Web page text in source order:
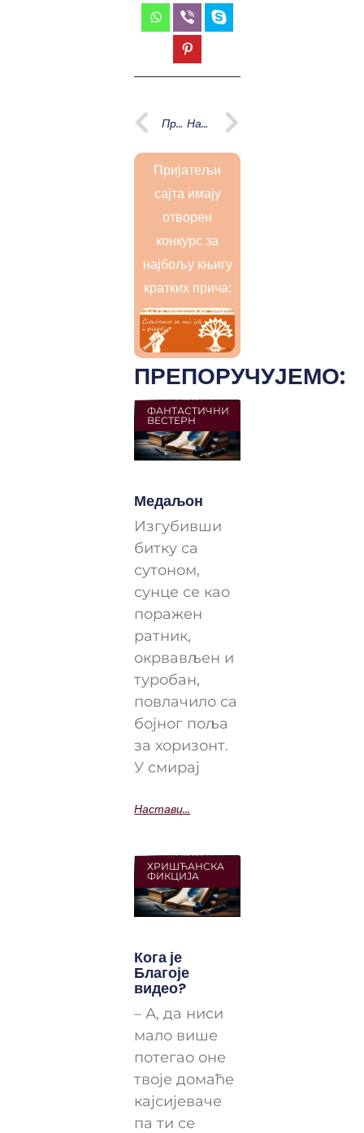
Prev
Претходна Наредна
Next
Пријатељи
сајта имају
отворен
конкурс за
најбољу књигу
кратких прича:
ПРЕПОРУЧУЈЕМО:
ФАНТАСТИЧНИ
ВЕСТЕРН
Медаљон
Изгубивши
битку са
сутоном,
сунце се као
поражен
ратник,
окрвављен и
туробан,
повлачило са
бојног поља
за хоризонт.
У смирај
Настави...
ХРИШЋАНСКА
ФИКЦИЈА
Кога је
Благоје
видео?
– А, да ниси
мало више
потегао оне
твоје домаће
кајсијеваче
па ти се